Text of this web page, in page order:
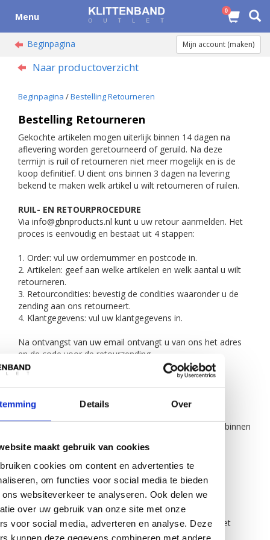
Details Over
maakt gebruik van cookies
cookies om content en advertenties te
om functies voor social media te bieden
ons websiteverkeer te analyseren. Ook delen we
over uw gebruik van onze site met onze
voor social media, adverteren en analyse. Deze
kunnen deze gegevens combineren met andere
Menu 0
Beginpagina Mijn account (maken)
Naar productoverzicht
Beginpagina /Bestelling Retourneren
Bestelling Retourneren
Gekochte artikelen mogen uiterlijk binnen 14 dagen na
aflevering worden geretourneerd of geruild. Na deze
termijn is ruil of retourneren niet meer mogelijk en is de
koop definitief. U dient ons binnen 3 dagen na levering
bekend te maken welk artikel u wilt retourneren of ruilen.
RUIL- EN RETOURPROCEDURE
Via info@gbnproducts.nl kunt u uw retour aanmelden. Het
proces is eenvoudig en bestaat uit 4 stappen:
1. Order: vul uw ordernummer en postcode in.
2. Artikelen: geef aan welke artikelen en welk aantal u wilt
retourneren.
3. Retourcondities: bevestig de condities waaronder u de
zending aan ons retourneert.
4. Klantgegevens: vul uw klantgegevens in.
Na ontvangst van uw email ontvangt u van ons het adres
en de code voor de retourzending.
Verpak de zending en lever het in bij de vervoerder,
bijvoorbeeld PostNl.
aankoopbedrag, exclusief de verzendkosten, uiterlijk binnen
RUIL- EN RETOURVOORWAARDEN
De volgende voorwaarden gelden voor het ruilen of
retourneren:
- Retourneren uitsluitend binnen 14 werkdagen na
leverdatum.
- De verpakking is onbeschadigd, de goederen zijn niet
gebruikt.